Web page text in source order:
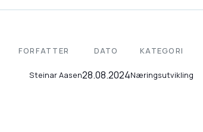
FORFATTER
Steinar Aasen
DATO
28.08.2024
KATEGORI
Næringsutvikling